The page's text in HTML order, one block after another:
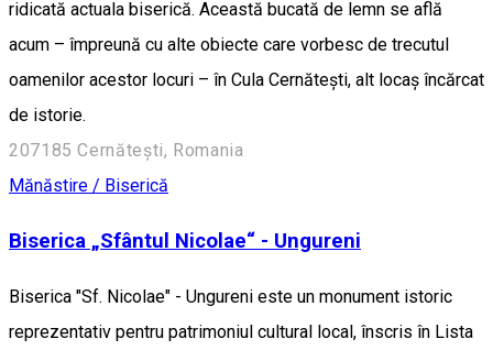
ridicată actuala biserică. Această bucată de lemn se află
acum – împreună cu alte obiecte care vorbesc de trecutul
oamenilor acestor locuri – în Cula Cernătești, alt locaș încărcat
de istorie.
207185 Cernătești, Romania
Mănăstire / Biserică
Biserica „Sfântul Nicolae“ - Ungureni
Biserica "Sf. Nicolae" - Ungureni este un monument istoric
reprezentativ pentru patrimoniul cultural local, înscris în Lista